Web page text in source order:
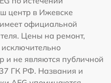
центр в Ижевске
официальной
Цены на ремонт,
и не являются публичной
ГК РФ. Названия и